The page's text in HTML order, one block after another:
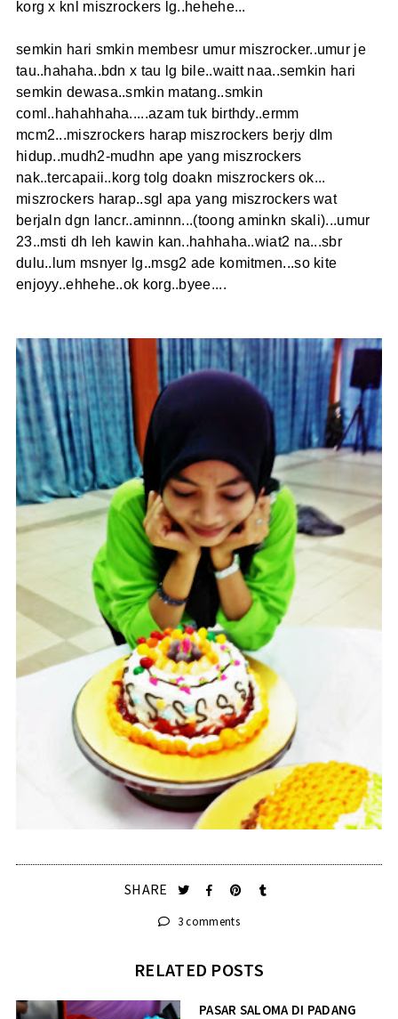
korg x knl miszrockers lg..hehehe...
semkin hari smkin membesr umur miszrocker..umur je
tau..hahaha..bdn x tau lg bile..waitt naa..semkin hari
semkin dewasa..smkin matang..smkin
coml..hahahhaha.....azam tuk birthdy..ermm
mcm2...miszrockers harap miszrockers berjy dlm
hidup..mudh2-mudhn ape yang miszrockers
nak..tercapaii..korg tolg doakn miszrockers ok...
miszrockers harap..sgl apa yang miszrockers wat
berjaln dgn lancr..aminnn...(toong aminkn skali)...umur
23..msti dh leh kawin kan..hahhaha..wiat2 na...sbr
dulu..lum msnyer lg..msg2 ade komitmen...so kite
enjoyy..ehhehe..ok korg..byee....
SHARE
3 comments
RELATED POSTS
PASAR SALOMA DI PADANG